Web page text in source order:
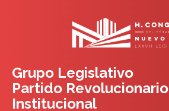
Grupo Legislativo
Partido Revolucionario
Institucional